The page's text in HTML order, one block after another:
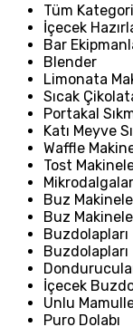
Tüm
İçecek
Bar
Blender
Limonata
Sıcak
Portakal
Katı Meyve
Waffle
Tost
Mikrodalgalar
Buz
Buz
Buzdolapları
Buzdolapları
İçecek
Unlu
Puro Dolabı